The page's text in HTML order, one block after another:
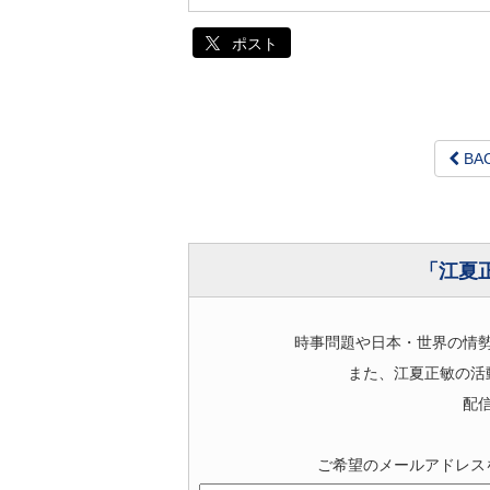
ポスト
「江
時事問題や日本・世界の情
また、江夏正敏の
配
ご希望のメールアドレ